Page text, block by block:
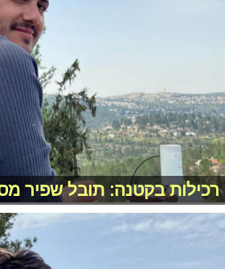
רכילות בקטנה: תובל שפיר